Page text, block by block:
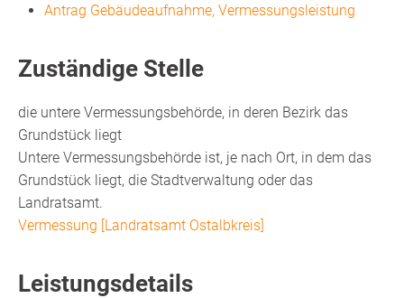
Antrag Gebäudeaufnahme, Vermessungsleistung
Zuständige Stelle
die untere Vermessungsbehörde, in deren Bezirk das
Grundstück liegt
Untere Vermessungsbehörde ist, je nach Ort, in dem das
Grundstück liegt, die Stadtverwaltung oder das
Landratsamt.
Vermessung [Landratsamt Ostalbkreis]
Leistungsdetails